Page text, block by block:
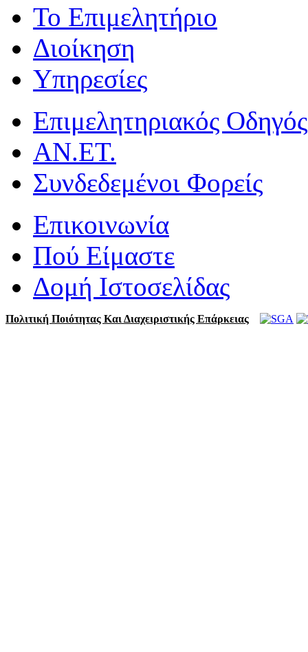
Το Επιμελητήριο
Διοίκηση
Υπηρεσίες
Επιμελητηριακός Οδηγός
ΑΝ.ΕΤ.
Συνδεδεμένοι Φορείς
Επικοινωνία
Πού Είμαστε
Δομή Ιστοσελίδας
Πολιτική Ποιότητας Και Διαχειριστικής Επάρκειας